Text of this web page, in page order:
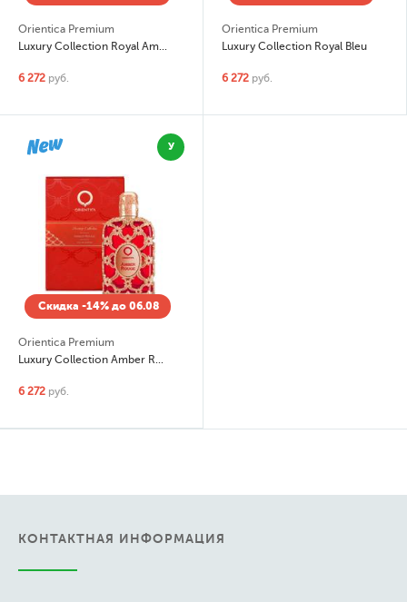
Orientica Premium
Luxury Collection Royal Amber
6 272 руб.
Orientica Premium
Luxury Collection Royal Bleu
6 272 руб.
У
Скидка -14% до 06.08
Orientica Premium
Luxury Collection Amber Rouge
6 272 руб.
КОНТАКТНАЯ ИНФОРМАЦИЯ